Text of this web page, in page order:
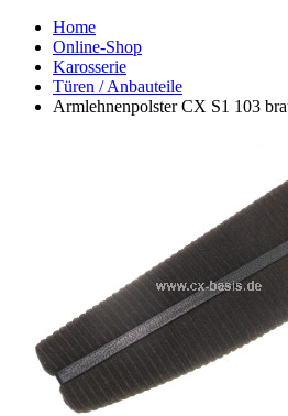
Home
Online-Shop
Karosserie
Türen / Anbauteile
Armlehnenpolster CX S1 103